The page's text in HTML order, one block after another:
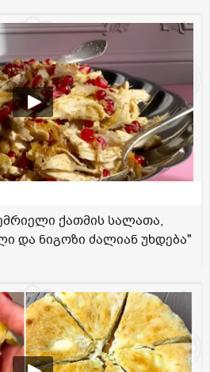
ქათმის სალათა,
და ნიგოზი ძალიან უხდება"